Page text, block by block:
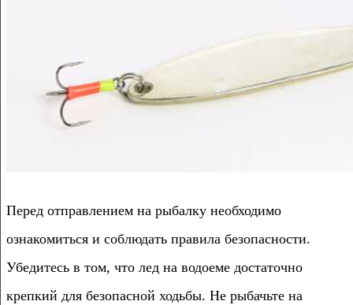
Перед отправлением на рыбалку необходимо
ознакомиться и соблюдать правила безопасности.
Убедитесь в том, что лед на водоеме достаточно
крепкий для безопасной ходьбы. Не рыбачьте на